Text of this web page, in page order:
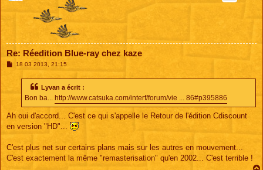
Re: Réedition Blue-ray chez kaze
M
18 03 2013, 21:15
Lyvan a écrit :
Bon ba... http://www.catsuka.com/interf/forum/vie ... 86#p395886
Ah oui d'accord... C'est ce qui s'appelle le Retour de l'édition Cdiscount
en version "HD"...
C'est plus net sur certains plans mais sur les autres en mouvement...
C'est exactement la même "remasterisation" qu'en 2002... C'est terrible !